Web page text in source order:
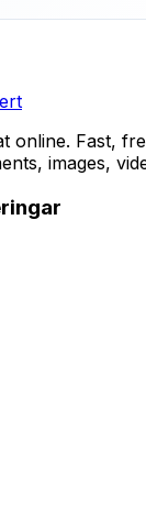
online. Fast,
images,